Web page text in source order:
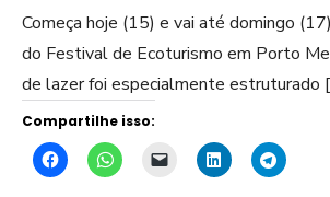
Começa hoje (15) e vai até domingo
do Festival de Ecoturismo em Porto
de lazer foi especialmente estruturado
Compartilhe isso: